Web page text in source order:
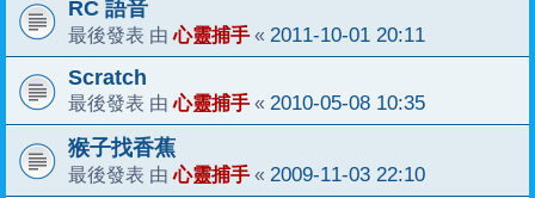
RC 語音
最後發表 由心靈捕手 « 2011-10-01 20:11
Scratch
最後發表 由心靈捕手 « 2010-05-08 10:35
猴子找香蕉
最後發表 由心靈捕手 « 2009-11-03 22:10